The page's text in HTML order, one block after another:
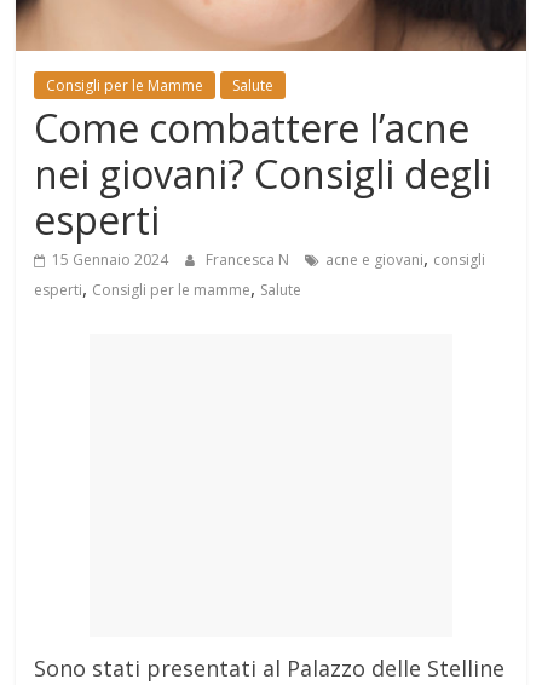
Mondo
Consigli per le Mamme Salute
Come combattere l’acne
nei giovani? Consigli degli
esperti
15 Gennaio 2024 Francesca N acne e giovani, consigli
esperti, Consigli per le mamme, Salute
Sono stati presentati al Palazzo delle Stelline